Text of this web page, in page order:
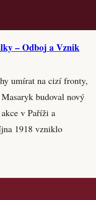
– Odboj a Vznik
umírat na cizí fronty,
budoval nový
v Paříži a
1918 vzniklo